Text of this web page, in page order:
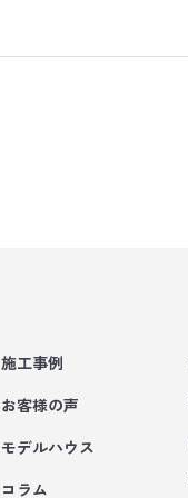
施工事例
お客様の声
モデルハウス
コラム